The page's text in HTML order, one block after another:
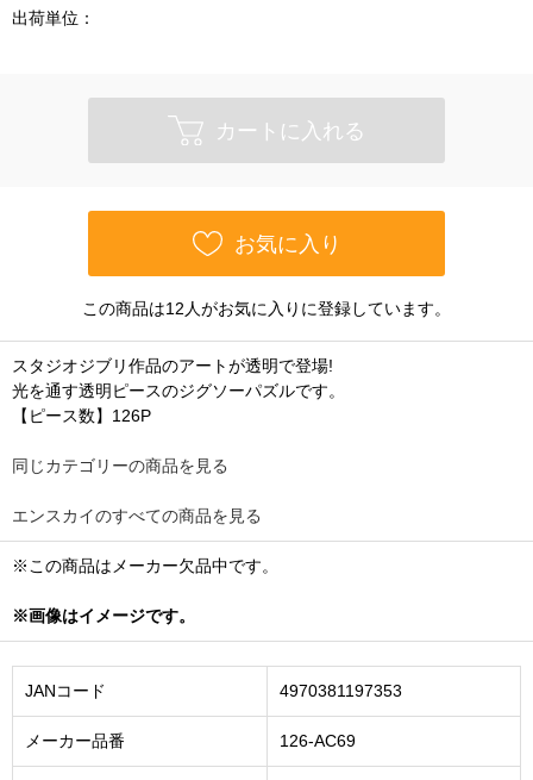
出荷単位：
カートに入れる
お気に入り
この商品は12人がお気に入りに登録しています。
スタジオジブリ作品のアートが透明で登場!
光を通す透明ピースのジグソーパズルです。
【ピース数】126P
同じカテゴリーの商品を見る
エンスカイのすべての商品を見る
※この商品はメーカー欠品中です。
※画像はイメージです。
JANコード 4970381197353
メーカー品番 126-AC69